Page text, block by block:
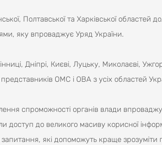
Полтавської та Харківської областей
яку впроваджує Уряд України.
Дніпрі, Києві, Луцьку, Миколаєві,
ОМС і ОВА з усіх областей
спроможності органів влади
доступ до великого масиву корисної
запитання, які допоможуть краще